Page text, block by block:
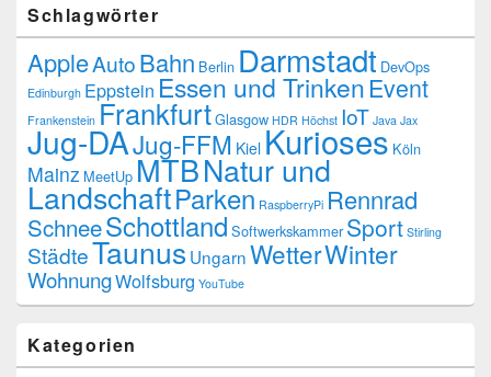
Schlagwörter
AppleAutoBahn Berlin Darmstadt DevOps
Edinburgh Eppstein Essen und TrinkenEvent
Frankenstein FrankfurtGlasgow HDR Höchst IoT Java Jax
Jug-DAJug-FFM KielKurioses Köln
Mainz MeetUpMTBNatur und
LandschaftParken RaspberryPi Rennrad
SchneeSchottland Softwerkskammer Sport Stirling
StädteTaunusUngarnWetterWinter
WohnungWolfsburg YouTube
Kategorien